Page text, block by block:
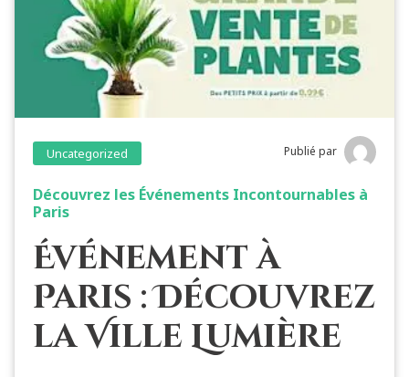
Uncategorized Publié par
Découvrez les Événements Incontournables à
Paris
Événement à
Paris : Découvrez
la Ville Lumière